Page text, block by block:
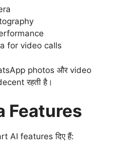
for video calls
photos और video
रहती है।
Features
AI features दिए हैं: